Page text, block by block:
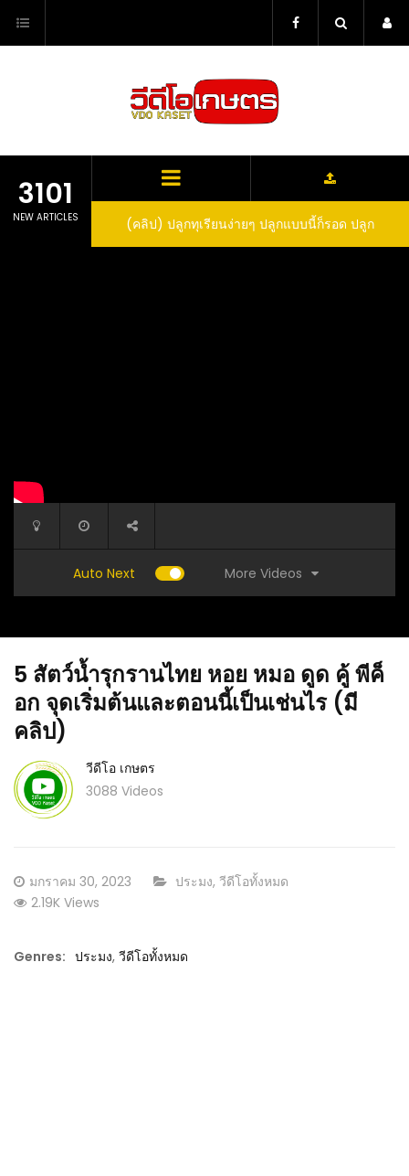
content
3101
NEW ARTICLES
ตรกำจัดเพลี้ย มด
(คลิป) ปลูกทุเรียนง่ายๆ ปลูกแบบนี้ก็รอด ปลูก
ทุเรียนต้นคู่ แบบเสียบยอดและเมล็ด
Auto Next More Videos
(คลิป) ปลูกฝรั่งหงเป่าสือ 6 เดือน เห็นเงินแสน
ฝรั่งสร้างอาชีพพารวย
5 สัตว์น้ำรุกรานไทย หอย หมอ ดูด คู้ พีค็
อก จุดเริ่มต้นและตอนนี้เป็นเช่นไร (มี
คลิป)
วีดีโอ เกษตร
3088 Videos
Posted
on
มกราคม 30, 2023 CATEGORY:
ประมง, วีดีโอทั้งหมด
2.19K Views
Genres: ประมง, วีดีโอทั้งหมด